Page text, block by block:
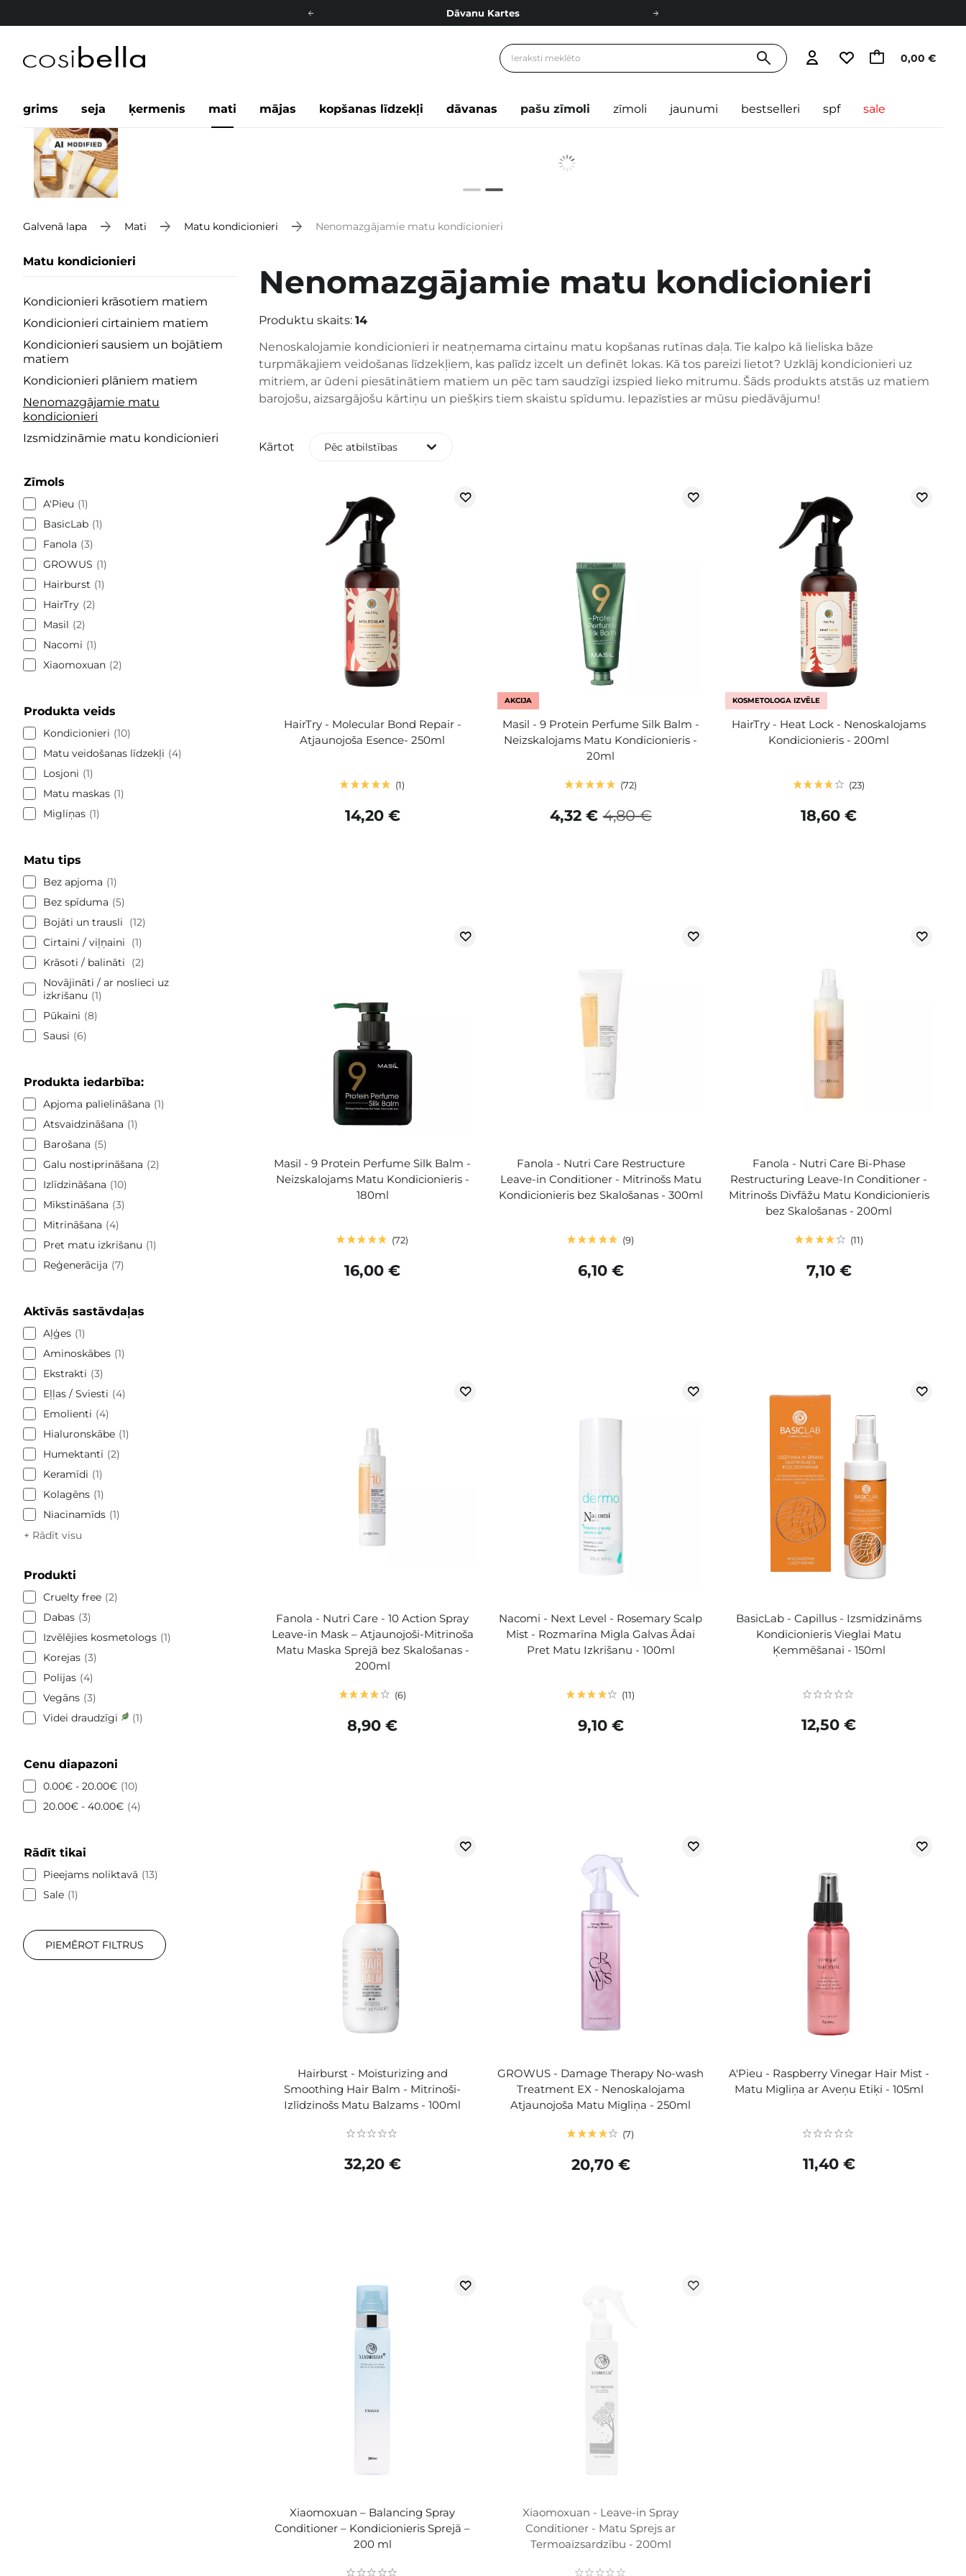
Dāvanu Kartes
Bezmaskas piegāde no 49,00 € 0,00 €
grims seja ķermenis mati mājas kopšanas līdzekļi dāvanas pašu zīmoli zīmoli jaunumi bestselleri spf sale
Galvenā lapa Mati Matu kondicionieri Nenomazgājamie matu kondicionieri
Matu kondicionieri
Kondicionieri krāsotiem matiem
Kondicionieri cirtainiem matiem
Kondicionieri sausiem un bojātiem
matiem
Kondicionieri plāniem matiem
Nenomazgājamie matu
kondicionieri
Izsmidzināmie matu kondicionieri
Zīmols
A'Pieu
1
BasicLab 1
Fanola
3
GROWUS
1
Hairburst
1
HairTry 2
Masil
2
Nacomi
1
Xiaomoxuan 2
Produkta veids
Kondicionieri
10
Matu veidošanas līdzekļi
4
Losjoni
1
Matu maskas 1
Migliņas 1
Matu tips
Bez apjoma
1
Bez spīduma
5
Bojāti un trausli
12
Cirtaini / viļņaini
1
Krāsoti / balināti
2
Novājināti / ar noslieci uz
izkrišanu
1
Pūkaini
8
Sausi
6
Produkta iedarbība:
Apjoma palielināšana
1
Atsvaidzināšana
1
Barošana
5
Galu nostiprināšana
2
Izlīdzināšana
10
Mīkstināšana
3
Mitrināšana
4
Pret matu izkrišanu
1
Reģenerācija
7
Aktīvās sastāvdaļas
Aļģes 1
Aminoskābes 1
Ekstrakti
3
Eļļas / Sviesti
4
Emolienti
4
Hialuronskābe 1
Humektanti
2
Keramīdi
1
Kolagēns 1
Niacinamīds 1
+ Rādīt visu
Produkti
Cruelty free 2
Dabas 3
Izvēlējies kosmetologs 1
Korejas 3
Polijas 4
Vegāns 3
Videi draudzīgi
1
Cenu diapazoni
0.00€ - 20.00€ 10
20.00€ - 40.00€ 4
Rādīt tikai
Pieejams noliktavā
13
Sale 1
PIEMĒROT FILTRUS
Nenomazgājamie matu kondicionieri
Produktu skaits: 14
Nenoskalojamie kondicionieri ir neatņemama cirtainu matu kopšanas rutīnas daļa. Tie kalpo kā lieliska bāze
turpmākajiem veidošanas līdzekļiem, kas palīdz izcelt un definēt lokas. Kā tos pareizi lietot? Uzklāj kondicionieri uz
mitriem, ar ūdeni piesātinātiem matiem un pēc tam saudzīgi izspied lieko mitrumu. Šāds produkts atstās uz matiem
barojošu, aizsargājošu kārtiņu un piešķirs tiem skaistu spīdumu. Iepazīsties ar mūsu piedāvājumu!
Kārtot Pēc atbilstības
HairTry - Molecular Bond Repair -
Atjaunojoša Esence- 250ml
1
14,20 €
AKCIJA
Masil - 9 Protein Perfume Silk Balm -
Neizskalojams Matu Kondicionieris -
20ml
72
4,80 €
4,32 €
KOSMETOLOGA IZVĒLE
HairTry - Heat Lock - Nenoskalojams
Kondicionieris - 200ml
23
18,60 €
Masil - 9 Protein Perfume Silk Balm -
Neizskalojams Matu Kondicionieris -
180ml
72
16,00 €
Fanola - Nutri Care Restructure
Leave-in Conditioner - Mitrinošs Matu
Kondicionieris bez Skalošanas - 300ml
9
6,10 €
Fanola - Nutri Care Bi-Phase
Restructuring Leave-In Conditioner -
Mitrinošs Divfāžu Matu Kondicionieris
bez Skalošanas - 200ml
11
7,10 €
Fanola - Nutri Care - 10 Action Spray
Leave-in Mask – Atjaunojoši-Mitrinoša
Matu Maska ​​Sprejā bez Skalošanas -
200ml
6
8,90 €
Nacomi - Next Level - Rosemary Scalp
Mist - Rozmarīna Migla Galvas Ādai
Pret Matu Izkrišanu - 100ml
11
9,10 €
BasicLab - Capillus - Izsmidzināms
Kondicionieris Vieglai Matu
Ķemmēšanai - 150ml
12,50 €
Hairburst - Moisturizing and
Smoothing Hair Balm - Mitrinoši-
Izlīdzinošs Matu Balzams - 100ml
32,20 €
GROWUS - Damage Therapy No-wash
Treatment EX - Nenoskalojama
Atjaunojoša Matu Migliņa - 250ml
7
20,70 €
A'Pieu - Raspberry Vinegar Hair Mist -
Matu Migliņa ar Aveņu Etiķi - 105ml
11,40 €
Xiaomoxuan – Balancing Spray
Conditioner – Kondicionieris Sprejā –
200 ml
Xiaomoxuan - Leave-in Spray
Conditioner - Matu Sprejs ar
Termoaizsardzību - 200ml